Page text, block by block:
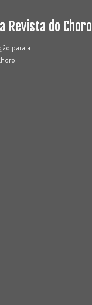
Revista do Choro